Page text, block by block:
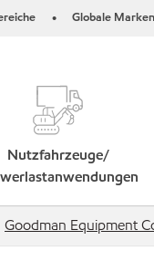
• Globale Marken
Nutzfahrzeuge/
Goodman Equipment